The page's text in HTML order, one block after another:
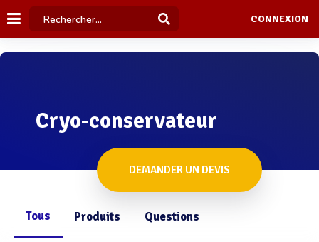
CONNEXION
Cryo-conservateur
DEMANDER UN DEVIS
Tous Produits Questions